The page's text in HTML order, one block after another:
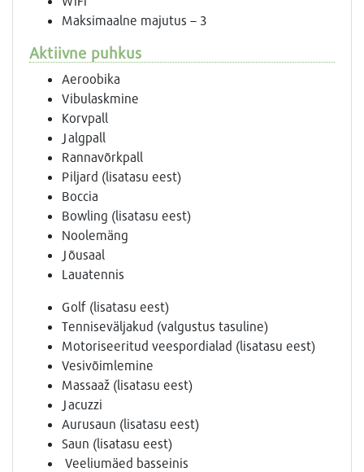
Maksimaalne majutus – 3
Aktiivne puhkus
Aeroobika
Vibulaskmine
Korvpall
Jalgpall
Rannavõrkpall
Piljard (lisatasu eest)
Boccia
Bowling (lisatasu eest)
Noolemäng
Jõusaal
Lauatennis
Golf (lisatasu eest)
Tenniseväljakud (valgustus tasuline)
Motoriseeritud veespordialad (lisatasu eest)
Vesivõimlemine
Massaaž (lisatasu eest)
Jacuzzi
Aurusaun (lisatasu eest)
Saun (lisatasu eest)
Veeliumäed basseinis